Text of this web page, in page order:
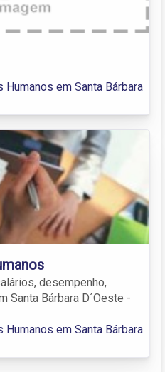
em Santa Bárbara
desempenho,
Santa Bárbara D´Oeste -
em Santa Bárbara